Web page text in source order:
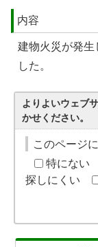
内容
建物火災が発生
した。
よりよいウェブ
かせください。
このページ
特にない
探しにくい